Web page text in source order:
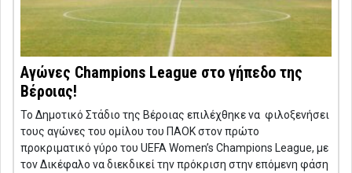
Αγώνες Champions League στο γήπεδο της
Βέροιας!
Το Δημοτικό Στάδιο της Βέροιας επιλέχθηκε να φιλοξενήσει
τους αγώνες του ομίλου του ΠΑΟΚ στον πρώτο
προκριματικό γύρο του UEFA Women’s Champions League, με
τον Δικέφαλο να διεκδικεί την πρόκριση στην επόμενη φάση